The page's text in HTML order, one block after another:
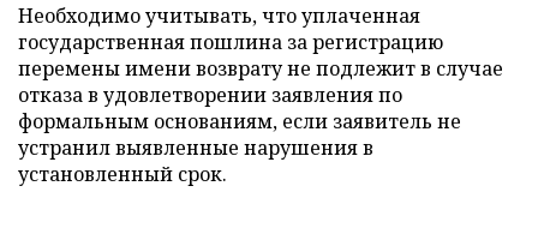
Необходимо учитывать, что уплаченная
государственная пошлина за регистрацию
перемены имени возврату не подлежит в случае
отказа в удовлетворении заявления по
формальным основаниям, если заявитель не
устранил выявленные нарушения в
установленный срок.